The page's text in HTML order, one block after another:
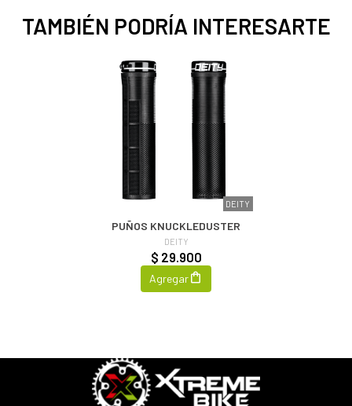
TAMBIÉN PODRÍA INTERESARTE
DEITY
PUÑOS KNUCKLEDUSTER
DEITY
$ 29.900
Agregar